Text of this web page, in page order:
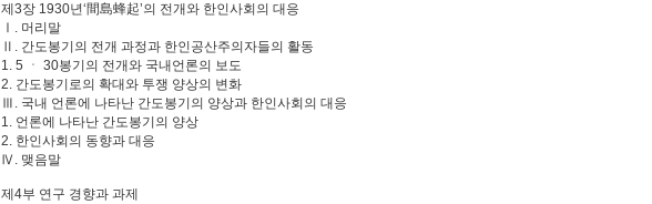
제3장 1930년‘間島蜂起’의 전개와 한인사회의 대응
Ⅰ. 머리말
Ⅱ. 간도봉기의 전개 과정과 한인공산주의자들의 활동
1. 5 ㆍ 30봉기의 전개와 국내언론의 보도
2. 간도봉기로의 확대와 투쟁 양상의 변화
Ⅲ. 국내 언론에 나타난 간도봉기의 양상과 한인사회의 대응
1. 언론에 나타난 간도봉기의 양상
2. 한인사회의 동향과 대응
Ⅳ. 맺음말
제4부 연구 경향과 과제